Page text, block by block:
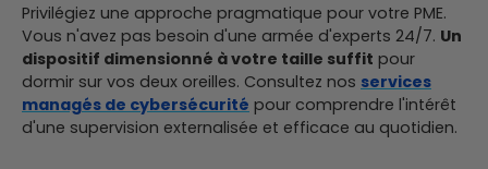
Privilégiez une approche pragmatique pour votre PME.
Vous n'avez pas besoin d'une armée d'experts 24/7. Un
dispositif dimensionné à votre taille suffit pour
dormir sur vos deux oreilles. Consultez nos services
managés de cybersécurité pour comprendre l'intérêt
d'une supervision externalisée et efficace au quotidien.